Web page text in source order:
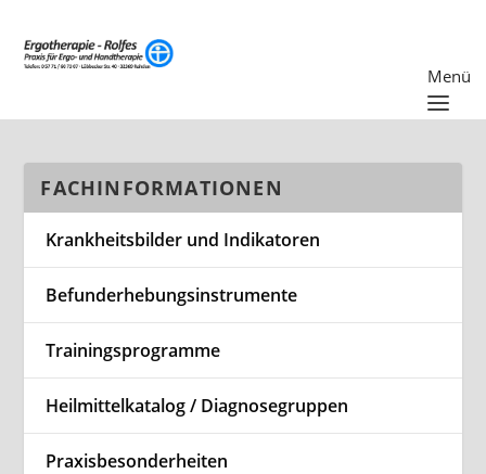
FACHINFORMATIONEN
Krankheitsbilder und Indikatoren
Befunderhebungsinstrumente
Trainingsprogramme
Heilmittelkatalog / Diagnosegruppen
Praxisbesonderheiten